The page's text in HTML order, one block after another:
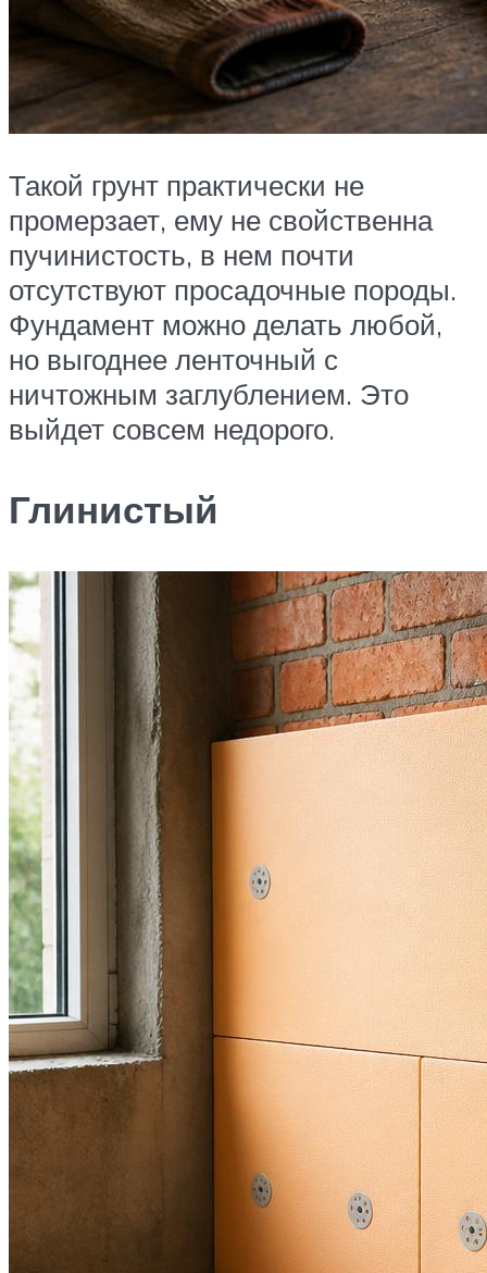
Такой грунт практически не
промерзает, ему не свойственна
пучинистость, в нем почти
отсутствуют просадочные породы.
Фундамент можно делать любой,
но выгоднее ленточный с
ничтожным заглублением. Это
выйдет совсем недорого.
Глинистый